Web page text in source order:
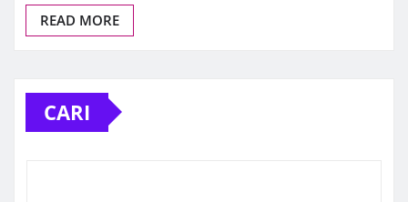
READ MORE
CARI